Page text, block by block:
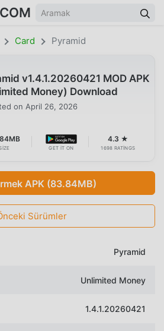
Card Pyramid
v1.4.1.20260421 MOD APK
Money) Download
on April 26, 2026
GET IT ON
4.3 ★
1698 RATINGS
APK (83.84MB)
Sürümler
Pyramid
Unlimited Money
1.4.1.20260421